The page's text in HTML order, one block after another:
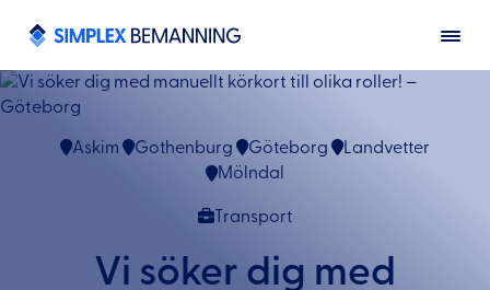
Askim Gothenburg Göteborg
Landvetter
Mölndal
Transport
Vi söker dig med